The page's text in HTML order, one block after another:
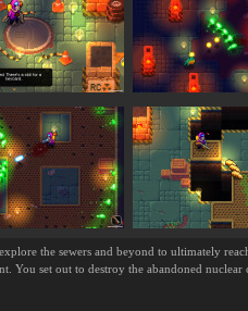
the sewers and beyond to ultimately
You set out to destroy the abandoned nuclear